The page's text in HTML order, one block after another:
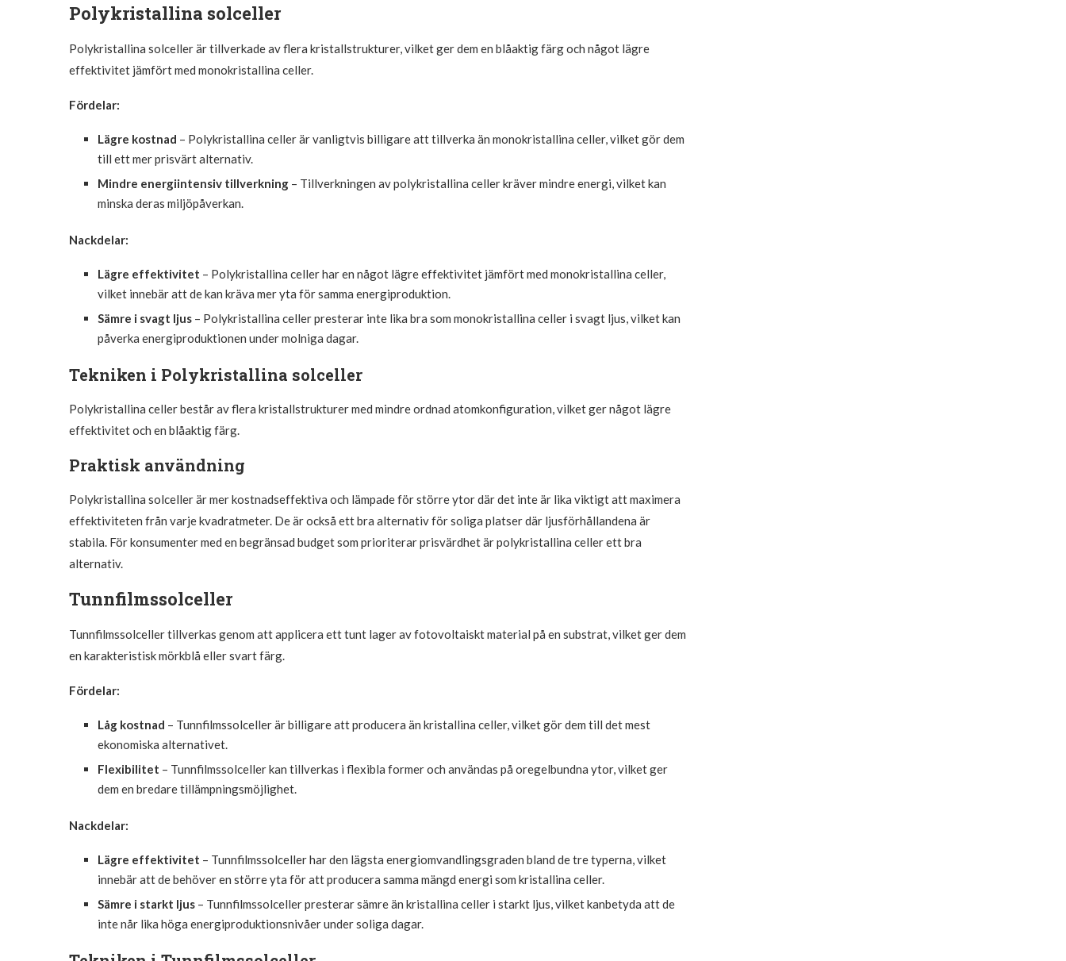
Polykristallina solceller
Polykristallina solceller är tillverkade av flera kristallstrukturer, vilket ger dem en blåaktig färg och något lägre
effektivitet jämfört med monokristallina celler.
Fördelar:
Lägre kostnad – Polykristallina celler är vanligtvis billigare att tillverka än monokristallina celler, vilket gör dem
till ett mer prisvärt alternativ.
Mindre energiintensiv tillverkning – Tillverkningen av polykristallina celler kräver mindre energi, vilket kan
minska deras miljöpåverkan.
Nackdelar:
Lägre effektivitet – Polykristallina celler har en något lägre effektivitet jämfört med monokristallina celler,
vilket innebär att de kan kräva mer yta för samma energiproduktion.
Sämre i svagt ljus – Polykristallina celler presterar inte lika bra som monokristallina celler i svagt ljus, vilket kan
påverka energiproduktionen under molniga dagar.
Tekniken i Polykristallina solceller
Polykristallina celler består av flera kristallstrukturer med mindre ordnad atomkonfiguration, vilket ger något lägre
effektivitet och en blåaktig färg.
Praktisk användning
Polykristallina solceller är mer kostnadseffektiva och lämpade för större ytor där det inte är lika viktigt att maximera
effektiviteten från varje kvadratmeter. De är också ett bra alternativ för soliga platser där ljusförhållandena är
stabila. För konsumenter med en begränsad budget som prioriterar prisvärdhet är polykristallina celler ett bra
alternativ.
Tunnfilmssolceller
Tunnfilmssolceller tillverkas genom att applicera ett tunt lager av fotovoltaiskt material på en substrat, vilket ger dem
en karakteristisk mörkblå eller svart färg.
Fördelar:
Låg kostnad – Tunnfilmssolceller är billigare att producera än kristallina celler, vilket gör dem till det mest
ekonomiska alternativet.
Flexibilitet – Tunnfilmssolceller kan tillverkas i flexibla former och användas på oregelbundna ytor, vilket ger
dem en bredare tillämpningsmöjlighet.
Nackdelar:
Lägre effektivitet – Tunnfilmssolceller har den lägsta energiomvandlingsgraden bland de tre typerna, vilket
innebär att de behöver en större yta för att producera samma mängd energi som kristallina celler.
Sämre i starkt ljus – Tunnfilmssolceller presterar sämre än kristallina celler i starkt ljus, vilket kanbetyda att de
inte når lika höga energiproduktionsnivåer under soliga dagar.